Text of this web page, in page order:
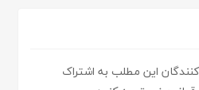
این مطلب به اشتراک